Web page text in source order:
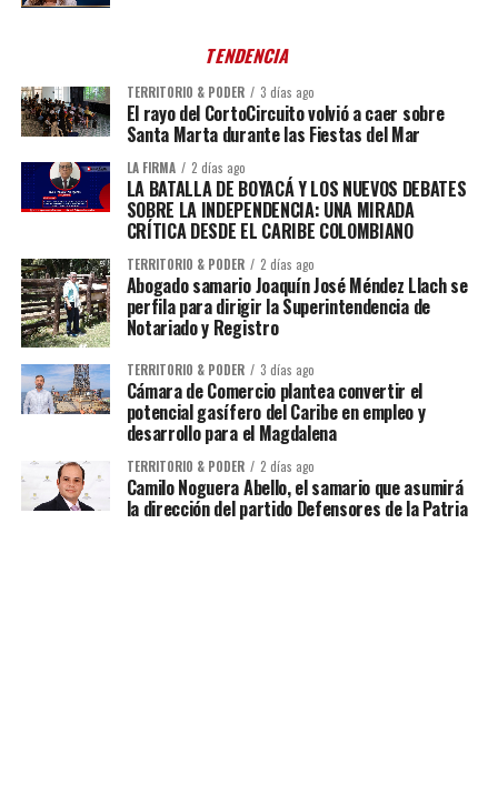
TENDENCIA
TERRITORIO & PODER 3 días ago
El rayo del CortoCircuito volvió a caer sobre
Santa Marta durante las Fiestas del Mar
LA FIRMA 2 días ago
LA BATALLA DE BOYACÁ Y LOS NUEVOS DEBATES
SOBRE LA INDEPENDENCIA: UNA MIRADA
CRÍTICA DESDE EL CARIBE COLOMBIANO
TERRITORIO & PODER 2 días ago
Abogado samario Joaquín José Méndez Llach se
perfila para dirigir la Superintendencia de
Notariado y Registro
TERRITORIO & PODER 3 días ago
Cámara de Comercio plantea convertir el
potencial gasífero del Caribe en empleo y
desarrollo para el Magdalena
TERRITORIO & PODER 2 días ago
Camilo Noguera Abello, el samario que asumirá
la dirección del partido Defensores de la Patria